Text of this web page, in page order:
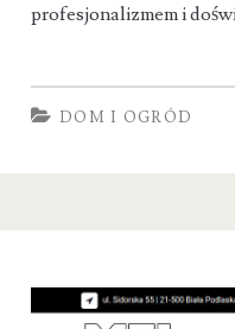
profesjonalizmem i
DOM I OGRÓD